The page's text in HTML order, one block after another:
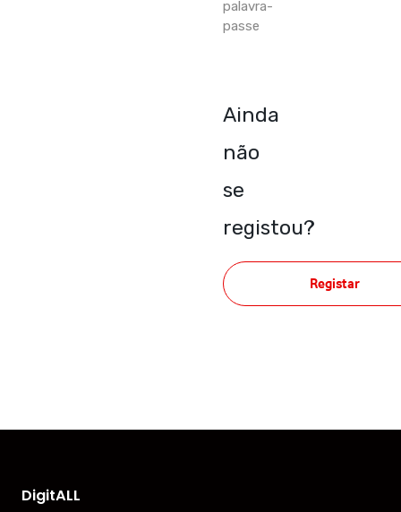
palavra-
passe
Ainda
não
se
registou?
Registar
DigitALL